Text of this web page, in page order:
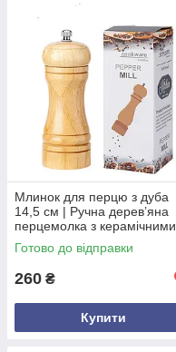
Млинок для перцю з дуба
14,5 см | Ручна дерев’яна
перцемолка з керамічними
жорнами
Готово до відправки
260 ₴
Купити